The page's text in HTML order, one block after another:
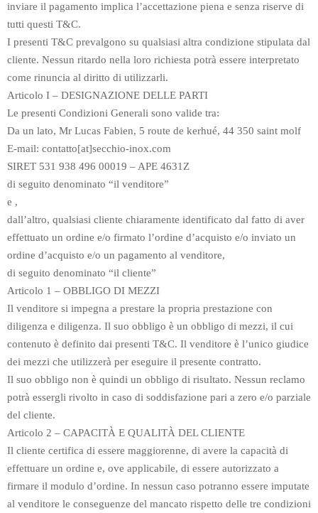
inviare il pagamento implica l’accettazione piena e senza riserve di
tutti questi T&C.
I presenti T&C prevalgono su qualsiasi altra condizione stipulata dal
cliente. Nessun ritardo nella loro richiesta potrà essere interpretato
come rinuncia al diritto di utilizzarli.
Articolo I – DESIGNAZIONE DELLE PARTI
Le presenti Condizioni Generali sono valide tra:
Da un lato, Mr Lucas Fabien, 5 route de kerhué, 44 350 saint molf
E-mail: contatto[at]secchio-inox.com
SIRET 531 938 496 00019 – APE 4631Z
di seguito denominato “il venditore”
e ,
dall’altro, qualsiasi cliente chiaramente identificato dal fatto di aver
effettuato un ordine e/o firmato l’ordine d’acquisto e/o inviato un
ordine d’acquisto e/o un pagamento al venditore,
di seguito denominato “il cliente”
Articolo 1 – OBBLIGO DI MEZZI
Il venditore si impegna a prestare la propria prestazione con
diligenza e diligenza. Il suo obbligo è un obbligo di mezzi, il cui
contenuto è definito dai presenti T&C. Il venditore è l’unico giudice
dei mezzi che utilizzerà per eseguire il presente contratto.
Il suo obbligo non è quindi un obbligo di risultato. Nessun reclamo
potrà essergli rivolto in caso di soddisfazione pari a zero e/o parziale
del cliente.
Articolo 2 – CAPACITÀ E QUALITÀ DEL CLIENTE
Il cliente certifica di essere maggiorenne, di avere la capacità di
effettuare un ordine e, ove applicabile, di essere autorizzato a
firmare il modulo d’ordine. In nessun caso potranno essere imputate
al venditore le conseguenze del mancato rispetto delle tre condizioni